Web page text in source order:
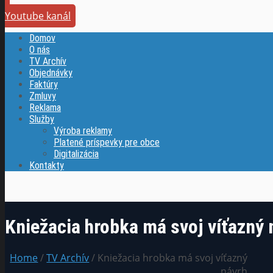
Youtube kanál
Domov
O nás
TV Archív
Objednávky
Faktúry
Zmluvy
Reklama
Služby
Výroba reklamy
Platené príspevky pre obce
Digitalizácia
Kontakty
Kniežacia hrobka má svoj víťazný
Home/TV Archív/ Kniežacia hrobka má svoj víťazný